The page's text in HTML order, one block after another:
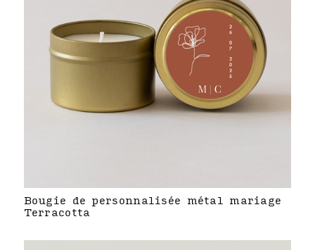
Bougie de personnalisée métal mariage
Terracotta